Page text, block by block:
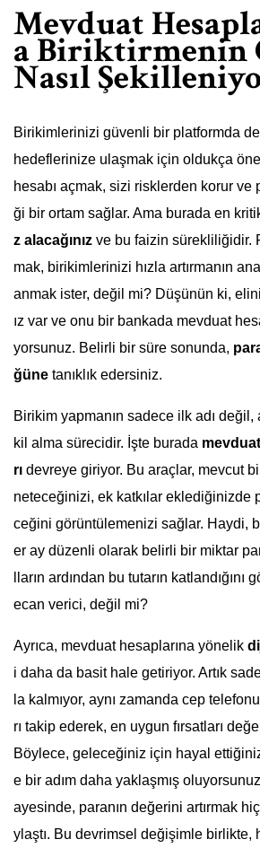
Mevduat
a Biriktirmenin
Nasıl
Birikimlerinizi güvenli bir platformda
hedeflerinize ulaşmak için oldukça
hesabı açmak, sizi risklerden korur ve
ği bir ortam sağlar. Ama burada en
z alacağınız ve bu faizin sürekliliğidir.
mak, birikimlerinizi hızla artırmanın
anmak ister, değil mi? Düşünün ki,
ız var ve onu bir bankada mevduat
yorsunuz. Belirli bir süre sonunda,
ğüne tanıklık edersiniz.
Birikim yapmanın sadece ilk adı değil,
kil alma sürecidir. İşte burada
rı devreye giriyor. Bu araçlar, mevcut
neteceğinizi, ek katkılar eklediğinizde
ceğini görüntülemenizi sağlar. Haydi,
er ay düzenli olarak belirli bir miktar
lların ardından bu tutarın
ecan verici, değil mi?
Ayrıca, mevduat hesaplarına yönelik
i daha da basit hale getiriyor. Artık
la kalmıyor, aynı zamanda cep
rı takip ederek, en uygun fırsatları
Böylece, geleceğiniz için hayal
e bir adım daha yaklaşmış
ayesinde, paranın değerini artırmak
ylaştı. Bu devrimsel değişimle birlikte,